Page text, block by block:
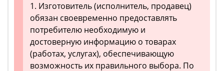
1. Изготовитель (исполнитель, продавец)
обязан своевременно предоставлять
потребителю необходимую и
достоверную информацию о товарах
(работах, услугах), обеспечивающую
возможность их правильного выбора. По